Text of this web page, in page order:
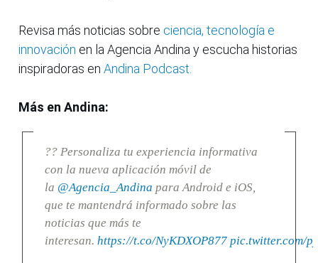
Revisa más noticias sobre ciencia, tecnología e
innovación en la Agencia Andina y escucha historias
inspiradoras en Andina Podcast.
Más en Andina:
?? Personaliza tu experiencia informativa
con la nueva aplicación móvil de
la @Agencia_Andina para Android e iOS,
que te mantendrá informado sobre las
noticias que más te
interesan. https://t.co/NyKDXOP877 pic.twitter.com/